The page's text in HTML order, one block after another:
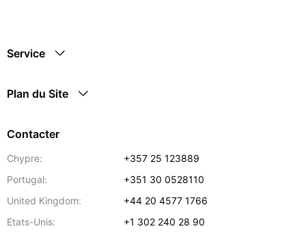
Service
Plan du Site
Contacter
Chypre:
+357 25 123889
Portugal:
+351 30 0528110
United Kingdom:
+44 20 4577 1766
Etats-Unis:
+1 302 240 28 90